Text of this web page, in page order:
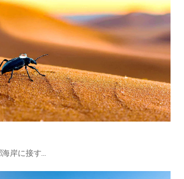
海岸に接す…